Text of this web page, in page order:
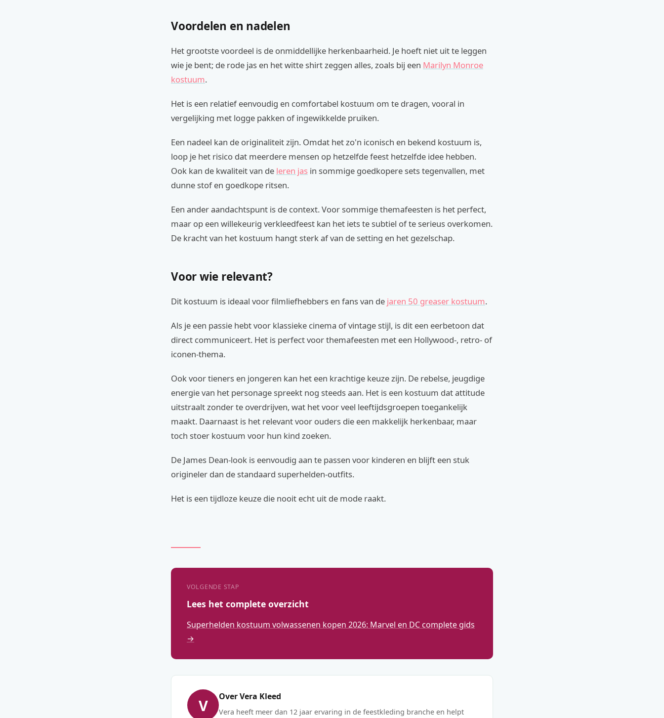
Voordelen en nadelen
Het grootste voordeel is de onmiddellijke herkenbaarheid. Je hoeft niet uit te leggen
wie je bent; de rode jas en het witte shirt zeggen alles, zoals bij een Marilyn Monroe
kostuum.
Het is een relatief eenvoudig en comfortabel kostuum om te dragen, vooral in
vergelijking met logge pakken of ingewikkelde pruiken.
Een nadeel kan de originaliteit zijn. Omdat het zo'n iconisch en bekend kostuum is,
loop je het risico dat meerdere mensen op hetzelfde feest hetzelfde idee hebben.
Ook kan de kwaliteit van de leren jas in sommige goedkopere sets tegenvallen, met
dunne stof en goedkope ritsen.
Een ander aandachtspunt is de context. Voor sommige themafeesten is het perfect,
maar op een willekeurig verkleedfeest kan het iets te subtiel of te serieus overkomen.
De kracht van het kostuum hangt sterk af van de setting en het gezelschap.
Voor wie relevant?
Dit kostuum is ideaal voor filmliefhebbers en fans van de jaren 50 greaser kostuum.
Als je een passie hebt voor klassieke cinema of vintage stijl, is dit een eerbetoon dat
direct communiceert. Het is perfect voor themafeesten met een Hollywood-, retro- of
iconen-thema.
Ook voor tieners en jongeren kan het een krachtige keuze zijn. De rebelse, jeugdige
energie van het personage spreekt nog steeds aan. Het is een kostuum dat attitude
uitstraalt zonder te overdrijven, wat het voor veel leeftijdsgroepen toegankelijk
maakt. Daarnaast is het relevant voor ouders die een makkelijk herkenbaar, maar
toch stoer kostuum voor hun kind zoeken.
De James Dean-look is eenvoudig aan te passen voor kinderen en blijft een stuk
origineler dan de standaard superhelden-outfits.
Het is een tijdloze keuze die nooit echt uit de mode raakt.
VOLGENDE STAP
Lees het complete overzicht
Superhelden kostuum volwassenen kopen 2026: Marvel en DC complete gids
→
V Over Vera Kleed
Vera heeft meer dan 12 jaar ervaring in de feestkleding branche en helpt